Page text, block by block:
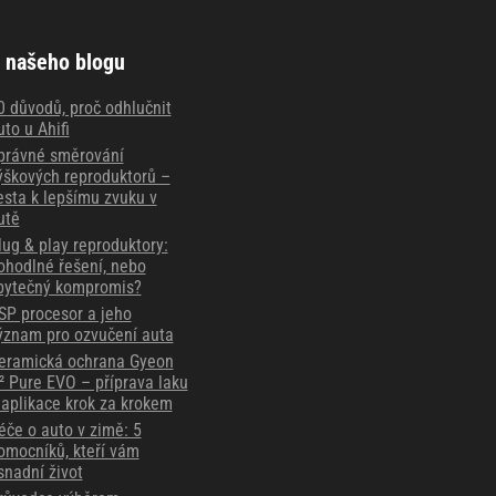
našeho blogu
důvodů, proč odhlučnit
u Ahifi
směrování
reproduktorů –
k lepšímu zvuku v
& play reproduktory:
řešení, nebo
kompromis?
procesor a jeho
pro ozvučení auta
ochrana Gyeon
Pure EVO – příprava laku
krok za krokem
o auto v zimě: 5
kteří vám
život